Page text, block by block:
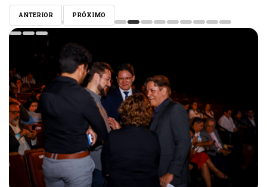
ANTERIOR PRÓXIMO